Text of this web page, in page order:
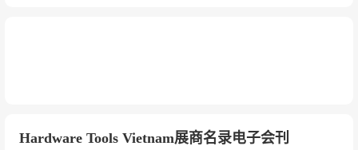
Hardware Tools Vietnam展商名录电子会刊